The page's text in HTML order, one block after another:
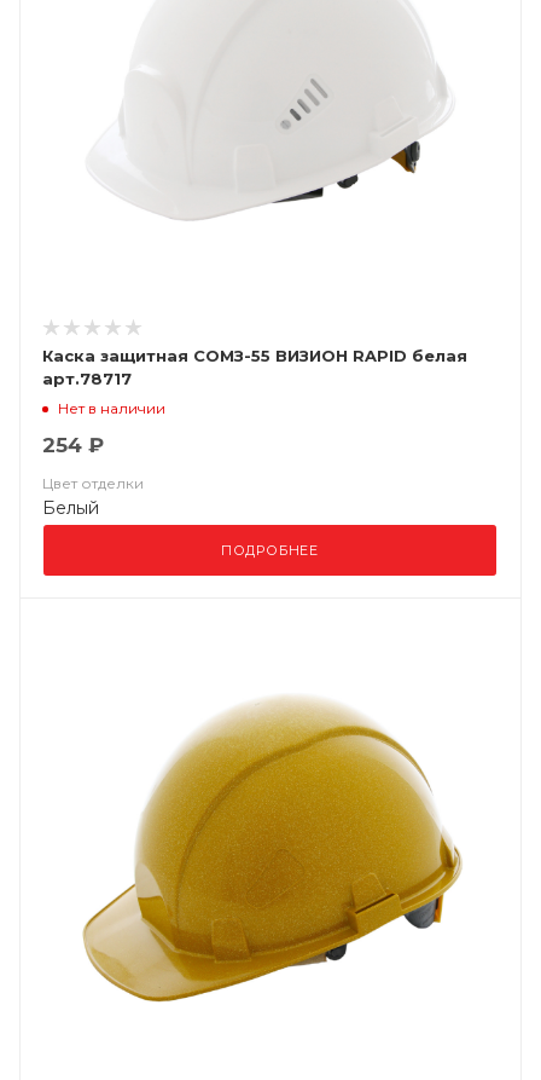
Каска защитная СОМЗ-55 ВИЗИОН RAPID белая
арт.78717
Нет в наличии
254 ₽
Цвет отделки
Белый
ПОДРОБНЕЕ